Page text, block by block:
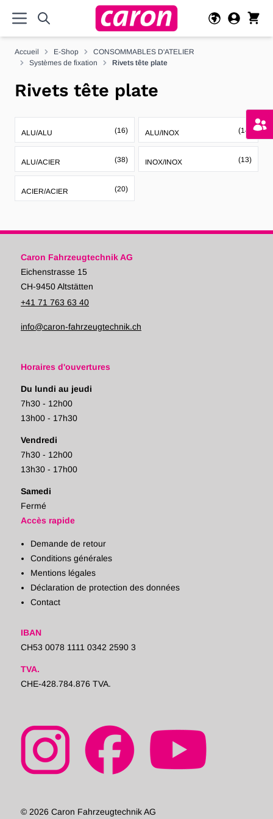
Accueil E-Shop
CONSOMMABLES D'ATELIER
Systèmes de fixation
Rivets tête plate
Rivets tête plate
ALU/ALU (16) ALU/INOX (14)
ALU/ACIER (38) INOX/INOX (13)
ACIER/ACIER (20)
Caron Fahrzeugtechnik AG
Eichenstrasse 15
CH-9450 Altstätten
+41 71 763 63 40
info@caron-fahrzeugtechnik.ch
Horaires d'ouvertures
Du lundi au jeudi
7h30 - 12h00
13h00 - 17h30
Vendredi
7h30 - 12h00
13h30 - 17h00
Samedi
Fermé
Accès rapide
Demande de retour
Conditions générales
Mentions légales
Déclaration de protection des données
Contact
IBAN
CH53 0078 1111 0342 2590 3
TVA.
CHE-428.784.876 TVA.
© 2026 Caron Fahrzeugtechnik AG